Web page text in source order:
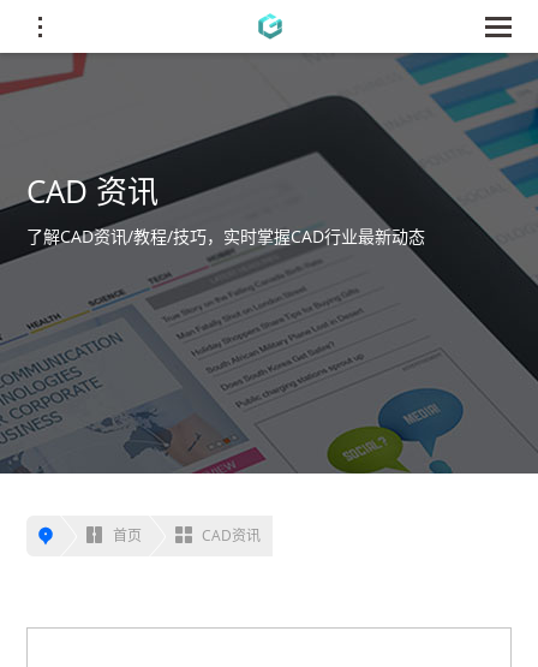
CAD 资讯
了解CAD资讯/教程/技巧，实时掌握CAD行业最新动态
首页 CAD资讯